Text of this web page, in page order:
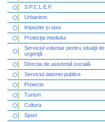
S.P.C.L.E.P.
Urbanism
Impozite și taxe
Protecţia mediului
Serviciul voluntar pentru situaţii de
urgenţă
Direcția de asistență socială
Serviciul datoriei publice
Proiecte
Turism
Cultura
Sport